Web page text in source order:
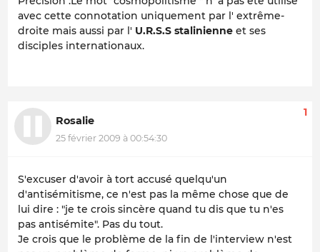
avec cette connotation uniquement par l' extrême-
droite mais aussi par l' U.R.S.S stalinienne et ses
disciples internationaux.
Rosalie
25 février 2009 à 00:54:30
1
S'excuser d'avoir à tort accusé quelqu'un
d'antisémitisme, ce n'est pas la même chose que de
lui dire : "je te crois sincère quand tu dis que tu n'es
pas antisémite". Pas du tout.
Je crois que le problème de la fin de l'interview n'est